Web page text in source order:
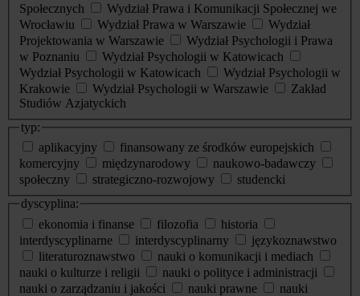
Społecznych
Wydział Prawa i Komunikacji Społecznej we
Wrocławiu
Wydział Prawa w Warszawie
Wydział
Projektowania w Warszawie
Wydział Psychologii i Prawa
w Poznaniu
Wydział Psychologii w Katowicach
Wydział Psychologii w Katowicach
Wydział Psychologii w
Krakowie
Wydział Psychologii w Warszawie
Zakład
Studiów Azjatyckich
typ:
aplikacyjny
finansowany ze środków europejskich
komercyjny
międzynarodowy
naukowo-badawczy
społeczny
strategiczno-rozwojowy
studencki
dyscyplina:
ekonomia i finanse
filozofia
historia
interdyscyplinarne
interdyscyplinarny
językoznawstwo
literaturoznawstwo
nauki o komunikacji i mediach
nauki o kulturze i religii
nauki o polityce i administracji
nauki o zarządzaniu i jakości
nauki prawne
nauki